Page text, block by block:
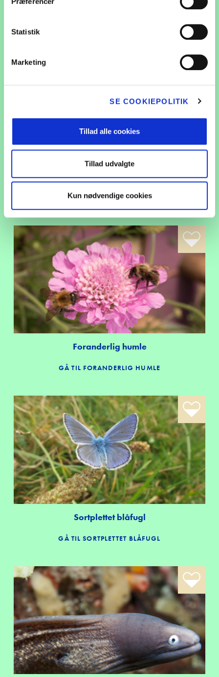
Statistik
Marketing
SE COOKIEPOLITIK
Tillad alle cookies
Tillad udvalgte
Kun nødvendige cookies
Mission
Slip
Årets
Seminar:
Tilmelding
Om
Kontakt
Udbetaling
Damflagermus
GÅ TIL DAMFLAGERMUS
Foranderlig humle
GÅ TIL FORANDERLIG HUMLE
Sortplettet blåfugl
GÅ TIL SORTPLETTET BLÅFUGL